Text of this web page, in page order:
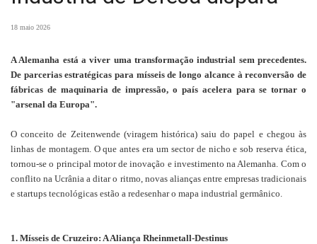
18 maio 2026
A Alemanha está a viver uma transformação industrial sem precedentes.
De parcerias estratégicas para mísseis de longo alcance à reconversão de
fábricas de maquinaria de impressão, o país acelera para se tornar o
"arsenal da Europa".
O conceito de Zeitenwende (viragem histórica) saiu do papel e chegou às
linhas de montagem. O que antes era um sector de nicho e sob reserva ética,
tornou-se o principal motor de inovação e investimento na Alemanha. Com o
conflito na Ucrânia a ditar o ritmo, novas alianças entre empresas tradicionais
e startups tecnológicas estão a redesenhar o mapa industrial germânico.
1. Mísseis de Cruzeiro: A Aliança Rheinmetall-Destinus